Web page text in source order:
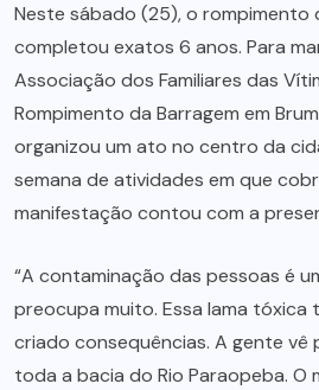
Neste sábado (25), o rompimento
completou exatos 6 anos. Para
Associação dos Familiares das
Rompimento da Barragem em
organizou um ato no centro da
semana de atividades em que
manifestação contou com a
“A contaminação das pessoas é
preocupa muito. Essa lama tóxica
criado consequências. A gente vê
toda a bacia do Rio Paraopeba. O